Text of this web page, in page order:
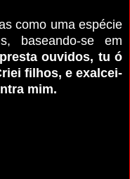
como uma espécie
baseando-se em
ouvidos, tu ó
filhos, e exalcei-
mim.